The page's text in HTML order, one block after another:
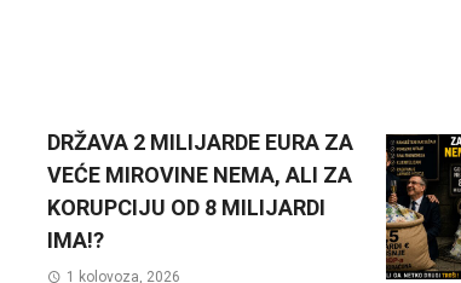
DRŽAVA 2 MILIJARDE EURA ZA
VEĆE MIROVINE NEMA, ALI ZA
KORUPCIJU OD 8 MILIJARDI
IMA!?
1 kolovoza, 2026